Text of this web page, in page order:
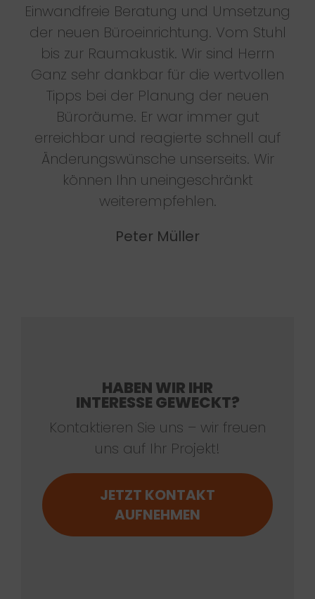
Einwandfreie Beratung und Umsetzung
der neuen Büroeinrichtung. Vom Stuhl
bis zur Raumakustik. Wir sind Herrn
Ganz sehr dankbar für die wertvollen
Tipps bei der Planung der neuen
Büroräume. Er war immer gut
erreichbar und reagierte schnell auf
Änderungswünsche unserseits. Wir
können Ihn uneingeschränkt
weiterempfehlen.
Peter Müller
HABEN WIR IHR
INTERESSE GEWECKT?
Kontaktieren Sie uns – wir freuen
uns auf Ihr Projekt!
JETZT KONTAKT
AUFNEHMEN